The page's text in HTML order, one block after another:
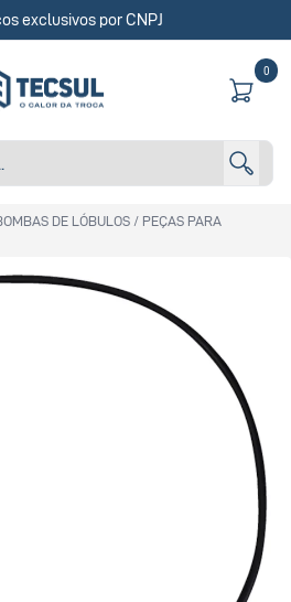
exclusivos por CNPJ
0
DE LÓBULOS / PEÇAS PARA